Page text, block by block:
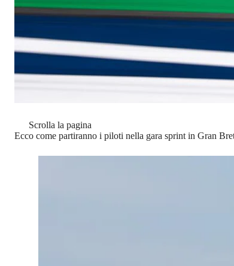
Scrolla la pagina
Ecco come partiranno i piloti nella gara sprint in Gran